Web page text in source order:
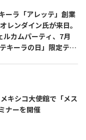
キシコ大使館 SNS
ーラ「アレッテ」創業
レンダイン氏が来日。
ルカムパーティ、7月
キーラの日」限定テイ
キシコ大使館で「メス
ナーを開催